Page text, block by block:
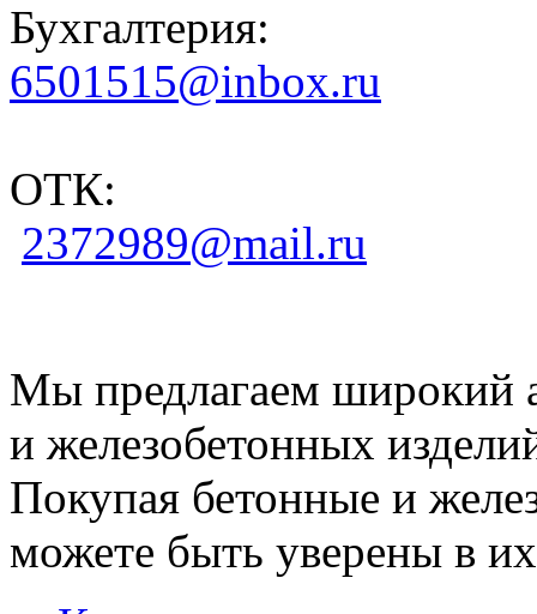
Бухгалтерия:
6501515@inbox.ru
ОТК:
2372989@mail.ru
Мы предлагаем широкий
и железобетонных
Покупая бетонные и
можете быть уверены в их